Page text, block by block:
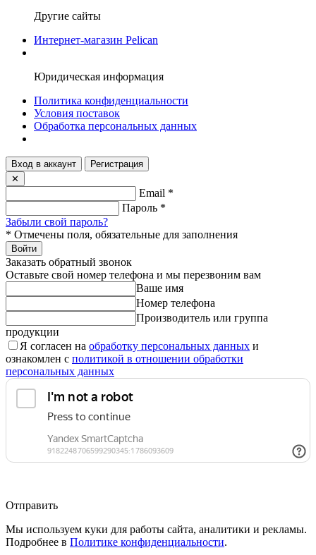
Другие сайты
Интернет-магазин Pelican
Юридическая информация
Политика конфиденциальности
Условия поставок
Обработка персональных данных
Вход в аккаунт
Регистрация
✕
Email *
Пароль *
Забыли свой пароль?
* Отмечены поля, обязательные для заполнения
Войти
Заказать обратный звонок
Оставьте свой номер телефона и мы перезвоним вам
Ваше имя
Номер телефона
Производитель или группа
продукции
Я согласен на обработку персональных данных и
ознакомлен с политикой в отношении обработки
персональных данных
Отправить
Мы используем куки для работы сайта, аналитики и рекламы.
Подробнее в Политике конфиденциальности.